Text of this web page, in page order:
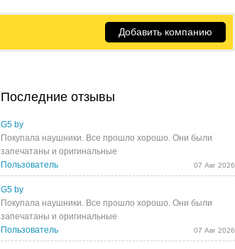
Добавить компанию
Последние отзывы
G5 by
Покупала наушники. Все прошло хорошо. Они были
запечатаны и оригинальные
Пользователь
07 Авг 2026
G5 by
Покупала наушники. Все прошло хорошо. Они были
запечатаны и оригинальные
Пользователь
07 Авг 2026